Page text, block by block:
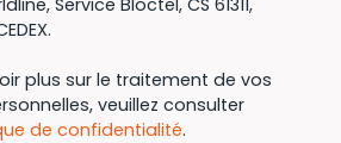
plus sur le traitement de vos
veuillez consulter
de confidentialité.